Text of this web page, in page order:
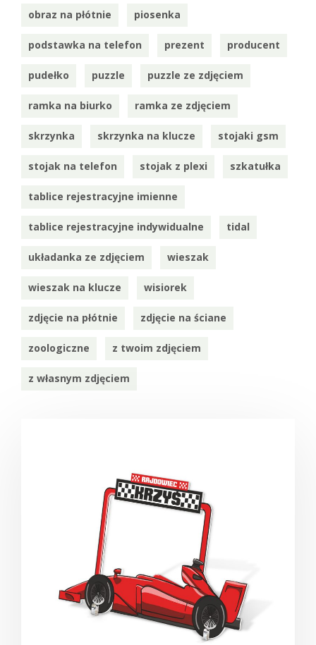
obraz na płótnie piosenka
podstawka na telefon prezent producent
pudełko puzzle puzzle ze zdjęciem
ramka na biurko ramka ze zdjęciem
skrzynka skrzynka na klucze stojaki gsm
stojak na telefon stojak z plexi szkatułka
tablice rejestracyjne imienne
tablice rejestracyjne indywidualne tidal
układanka ze zdjęciem wieszak
wieszak na klucze wisiorek
zdjęcie na płótnie zdjęcie na ściane
zoologiczne z twoim zdjęciem
z własnym zdjęciem